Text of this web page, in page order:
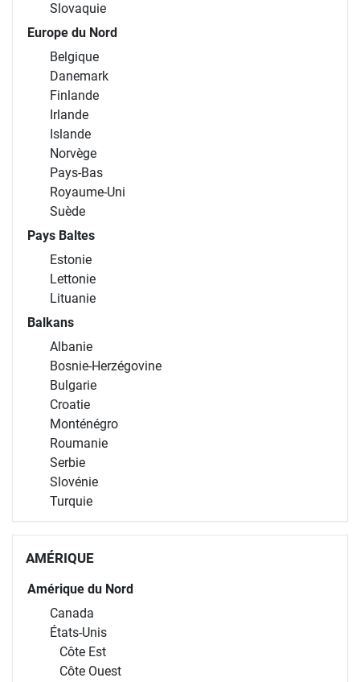
Slovaquie
Europe du Nord
Belgique
Danemark
Finlande
Irlande
Islande
Norvège
Pays-Bas
Royaume-Uni
Suède
Pays Baltes
Estonie
Lettonie
Lituanie
Balkans
Albanie
Bosnie-Herzégovine
Bulgarie
Croatie
Monténégro
Roumanie
Serbie
Slovénie
Turquie
AMÉRIQUE
Amérique du Nord
Canada
États-Unis
Côte Est
Côte Ouest